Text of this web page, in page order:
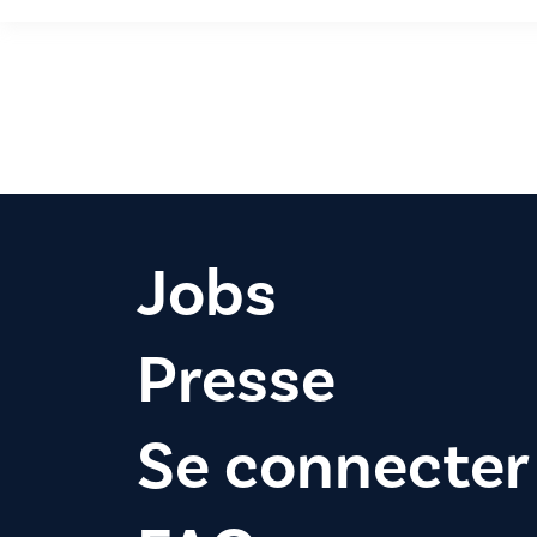
Jobs
Presse
Se connecter